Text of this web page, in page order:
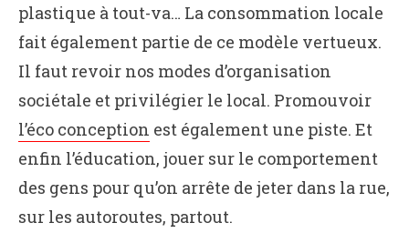
plastique à tout-va… La consommation locale
fait également partie de ce modèle vertueux.
Il faut revoir nos modes d’organisation
sociétale et privilégier le local. Promouvoir
l’éco conception est également une piste. Et
enfin l’éducation, jouer sur le comportement
des gens pour qu’on arrête de jeter dans la rue,
sur les autoroutes, partout.